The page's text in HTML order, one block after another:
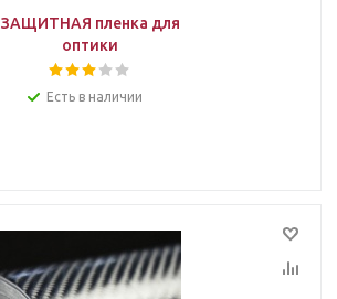
ЗАЩИТНАЯ пленка для
оптики
Есть в наличии